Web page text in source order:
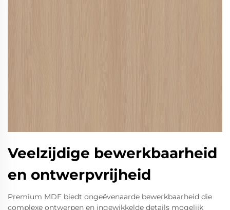
Veelzijdige bewerkbaarheid
en ontwerpvrijheid
Premium MDF biedt ongeëvenaarde bewerkbaarheid die
complexe ontwerpen en ingewikkelde details mogelijk